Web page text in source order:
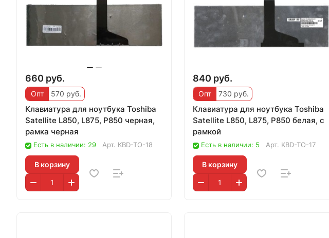
660 руб.
Опт 570 руб.
Клавиатура для ноутбука Toshiba
Satellite L850, L875, P850 черная,
рамка черная
Есть в наличии: 29 Арт. KBD-TO-18
В корзину
840 руб.
Опт 730 руб.
Клавиатура для ноутбука Toshiba
Satellite L850, L875, P850 белая, с
рамкой
Есть в наличии: 5 Арт. KBD-TO-17
В корзину